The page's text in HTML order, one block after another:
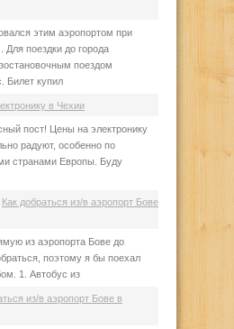
этим аэропортом при
поездки до города
поездом
Билет купил
в Чехии
пост! Цены на электронику
радуют, особенно по
странами Европы. Буду
Как добраться из/в аэропорт Бове
из аэропорта Бове до
поэтому я бы поехал
1. Автобус из
из/в аэропорт Бове в